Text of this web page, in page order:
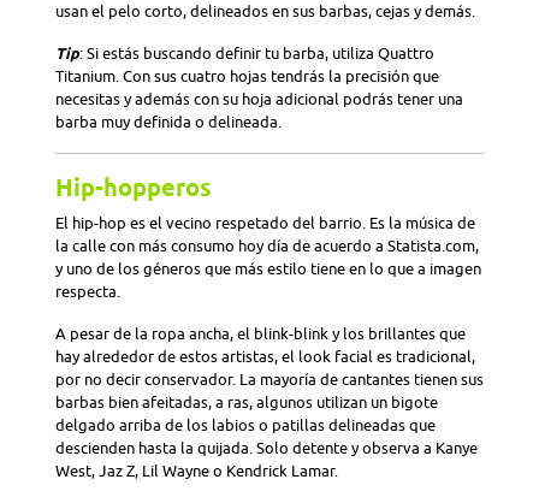
usan el pelo corto, delineados en sus barbas, cejas y demás.
Tip: Si estás buscando definir tu barba, utiliza Quattro
Titanium. Con sus cuatro hojas tendrás la precisión que
necesitas y además con su hoja adicional podrás tener una
barba muy definida o delineada.
Hip-hopperos
El hip-hop es el vecino respetado del barrio. Es la música de
la calle con más consumo hoy día de acuerdo a Statista.com,
y uno de los géneros que más estilo tiene en lo que a imagen
respecta.
A pesar de la ropa ancha, el blink-blink y los brillantes que
hay alrededor de estos artistas, el look facial es tradicional,
por no decir conservador. La mayoría de cantantes tienen sus
barbas bien afeitadas, a ras, algunos utilizan un bigote
delgado arriba de los labios o patillas delineadas que
descienden hasta la quijada. Solo detente y observa a Kanye
West, Jaz Z, Lil Wayne o Kendrick Lamar.